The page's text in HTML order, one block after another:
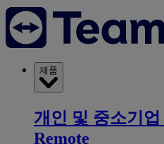
제품
개인 및 중소기업
Remote